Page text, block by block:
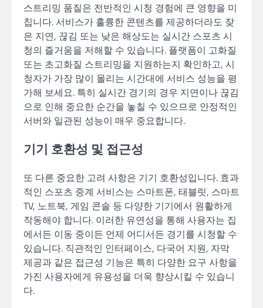
스트리밍 품질은 전반적인 시청 경험에 큰 영향을 미
칩니다. 서비스가 훌륭한 콘텐츠를 제공하더라도 잦
은 지연, 끊김 또는 낮은 해상도는 실시간 스포츠 시
청의 즐거움을 저해할 수 있습니다. 플랫폼이 고화질
또는 초고화질 스트리밍을 지원하는지 확인하고, 시
청자가 가장 많이 몰리는 시간대에 서비스 성능을 평
가해 보세요. 특히 실시간 경기의 경우 지연이나 끊김
으로 인해 중요한 순간을 놓칠 수 있으므로 안정적인
서버와 일관된 성능이 매우 중요합니다.
기기 호환성 및 접근성
또 다른 중요한 고려 사항은 기기 호환성입니다. 효과
적인 스포츠 중계 서비스는 스마트폰, 태블릿, 스마트
TV, 노트북, 게임 콘솔 등 다양한 기기에서 원활하게
작동해야 합니다. 이러한 유연성을 통해 사용자는 집
에서든 이동 중이든 언제 어디서든 경기를 시청할 수
있습니다. 직관적인 인터페이스, 다국어 지원, 자막
제공과 같은 접근성 기능은 특히 다양한 요구 사항을
가진 사용자에게 유용성을 더욱 향상시킬 수 있습니
다.